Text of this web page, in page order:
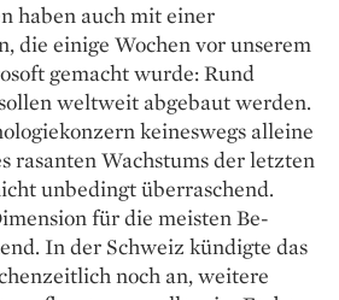
haben auch mit einer
die einige Wochen vor unserem
gemacht wurde: Rund
weltweit abgebaut werden.
keineswegs alleine
rasanten Wachstums der letzten
unbedingt überraschend.
für die meisten Be­
In der Schweiz kündigte das
noch an, weitere